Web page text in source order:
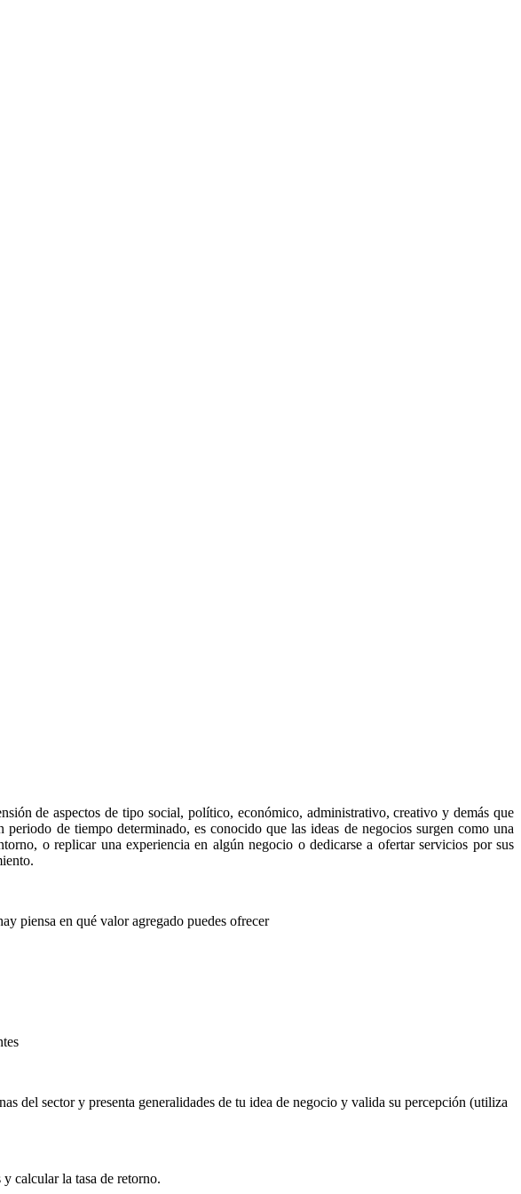
de aspectos de tipo social, político, económico, administrativo, creativo y demás que
de tiempo determinado, es conocido que las ideas de negocios surgen como una
o replicar una experiencia en algún negocio o dedicarse a ofertar servicios por sus
piensa en qué valor agregado puedes ofrecer
del sector y presenta generalidades de tu idea de negocio y valida su percepción (utiliza
calcular la tasa de retorno.